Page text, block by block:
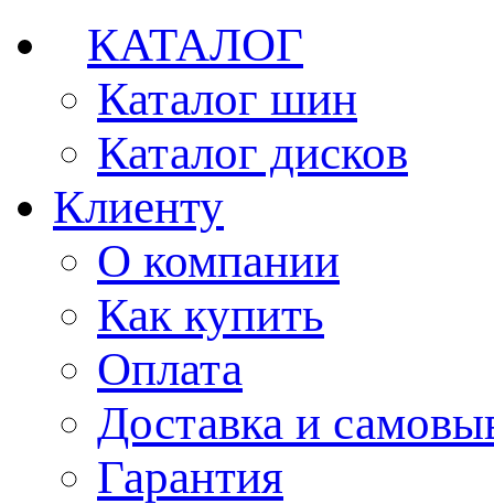
КАТАЛОГ
Каталог шин
Каталог дисков
Клиенту
О компании
Как купить
Оплата
Доставка и
Гарантия